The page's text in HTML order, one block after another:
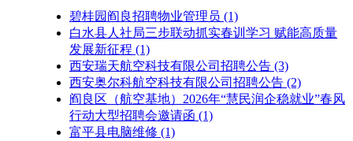
碧桂园阎良招聘物业管理员 (1)
白水县人社局三步联动抓实春训学习 赋能高质量
发展新征程 (1)
西安瑞天航空科技有限公司招聘公告 (3)
西安奥尔科航空科技有限公司招聘公告 (2)
阎良区（航空基地）2026年“慧民润企稳就业”春风
行动大型招聘会邀请函 (1)
富平县电脑维修 (1)